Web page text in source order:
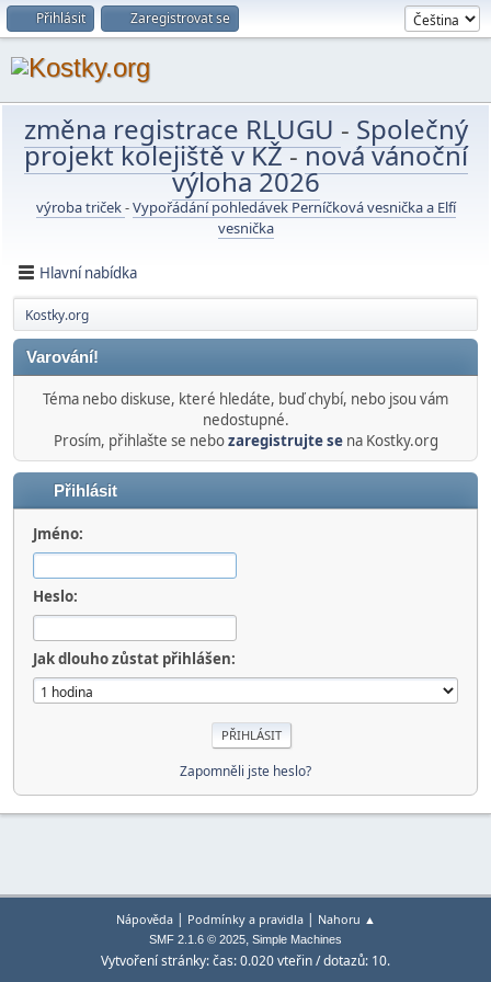
Přihlásit Zaregistrovat se
změna registrace RLUGU - Společný
projekt kolejiště v KŽ-nová vánoční
výloha 2026
výroba triček-Vypořádání pohledávek Perníčková vesnička a Elfí
vesnička
Hlavní nabídka
Kostky.org
Varování!
Téma nebo diskuse, které hledáte, buď chybí, nebo jsou vám
nedostupné.
Prosím, přihlašte se nebozaregistrujte sena Kostky.org
Přihlásit
Jméno:
Heslo:
Jak dlouho zůstat přihlášen:
Zapomněli jste heslo?
Nápověda| Podmínky a pravidla| Nahoru ▲
SMF 2.1.6 © 2025, Simple Machines
Vytvoření stránky: čas: 0.020 vteřin / dotazů: 10.